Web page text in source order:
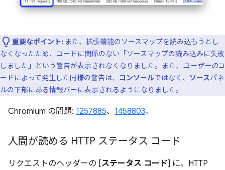
重要なポイント: また、拡張機能のソースマップを読み込もうとし
なくなったため、コードに関係のない「ソースマップの読み込みに失敗
しました」という警告が表示されなくなりました。また、 ユーザーのコ
ードによって発生した同様の警告は、 コンソールではなく、 ソースパネ
ルの下部にある情報バーに表示されるようになりました。
Chromium の問題: 1257885、 1458803。
人間が読める HTTP ステータス コード
リクエストのヘッダーの [ステータス コード] に、HTTP